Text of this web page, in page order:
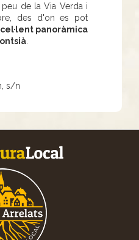
peu de la Via Verda i
des d'on es pot
panoràmica
s/n